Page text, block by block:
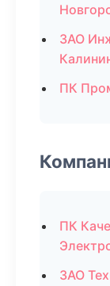
ЗАО
ПК
ПК
ЗАО